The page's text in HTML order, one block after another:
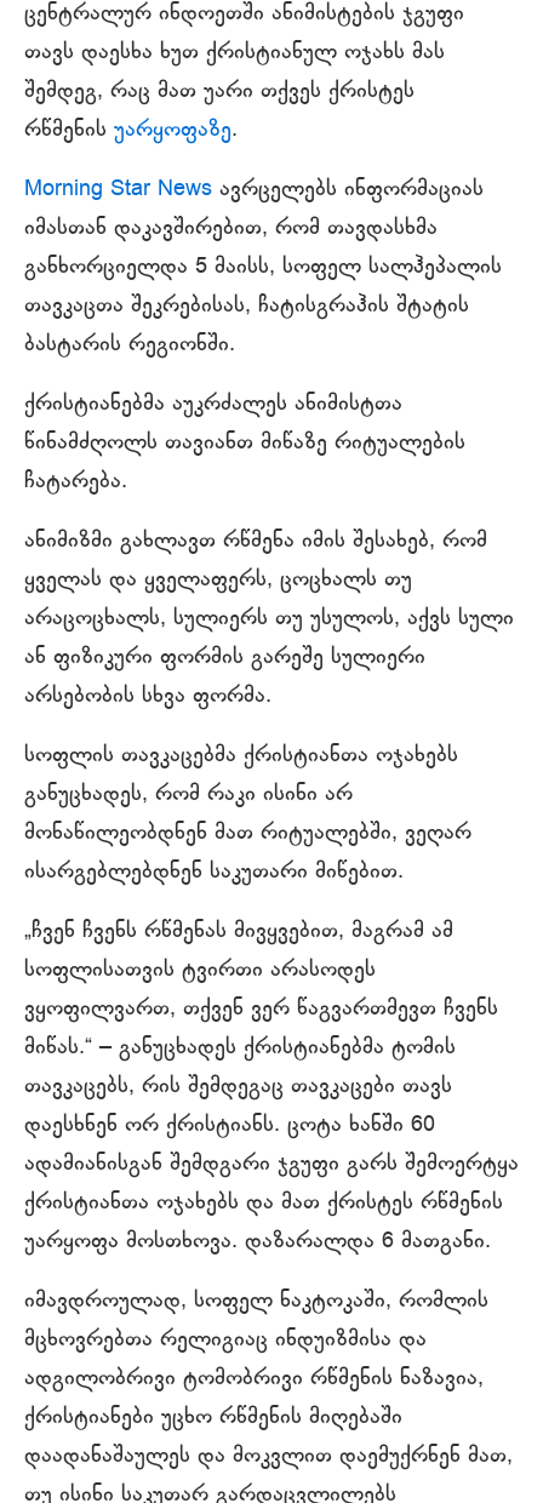
ცენტრალურ ინდოეთში ანიმისტების ჯგუფი
თავს დაესხა ხუთ ქრისტიანულ ოჯახს მას
შემდეგ, რაც მათ უარი თქვეს ქრისტეს
რწმენის უარყოფაზე.
Morning Star News ავრცელებს ინფორმაციას
იმასთან დაკავშირებით, რომ თავდასხმა
განხორციელდა 5 მაისს, სოფელ სალჰეპალის
თავკაცთა შეკრებისას, ჩატისგრაჰის შტატის
ბასტარის რეგიონში.
ქრისტიანებმა აუკრძალეს ანიმისტთა
წინამძღოლს თავიანთ მიწაზე რიტუალების
ჩატარება.
ანიმიზმი გახლავთ რწმენა იმის შესახებ, რომ
ყველას და ყველაფერს, ცოცხალს თუ
არაცოცხალს, სულიერს თუ უსულოს, აქვს სული
ან ფიზიკური ფორმის გარეშე სულიერი
არსებობის სხვა ფორმა.
სოფლის თავკაცებმა ქრისტიანთა ოჯახებს
განუცხადეს, რომ რაკი ისინი არ
მონაწილეობდნენ მათ რიტუალებში, ვეღარ
ისარგებლებდნენ საკუთარი მიწებით.
„ჩვენ ჩვენს რწმენას მივყვებით, მაგრამ ამ
სოფლისათვის ტვირთი არასოდეს
ვყოფილვართ, თქვენ ვერ წაგვართმევთ ჩვენს
მიწას.“ ‒ განუცხადეს ქრისტიანებმა ტომის
თავკაცებს, რის შემდეგაც თავკაცები თავს
დაესხნენ ორ ქრისტიანს. ცოტა ხანში 60
ადამიანისგან შემდგარი ჯგუფი გარს შემოერტყა
ქრისტიანთა ოჯახებს და მათ ქრისტეს რწმენის
უარყოფა მოსთხოვა. დაზარალდა 6 მათგანი.
იმავდროულად, სოფელ ნაკტოკაში, რომლის
მცხოვრებთა რელიგიაც ინდუიზმისა და
ადგილობრივი ტომობრივი რწმენის ნაზავია,
ქრისტიანები უცხო რწმენის მიღებაში
დაადანაშაულეს და მოკვლით დაემუქრნენ მათ,
თუ ისინი საკუთარ გარდაცვლილებს